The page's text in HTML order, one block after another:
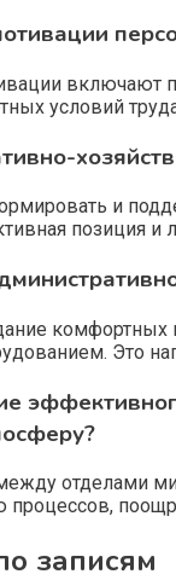
включают
условий
и
позиция
Это
отделами
процессов,
записям